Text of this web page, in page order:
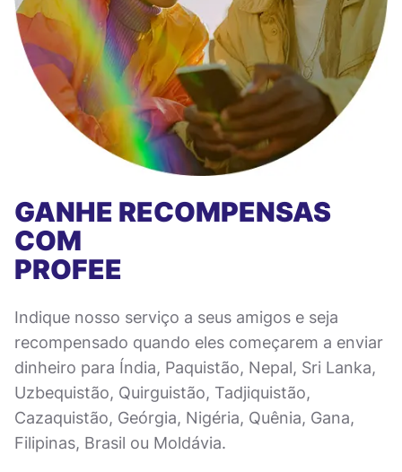
GANHE RECOMPENSAS
COM
PROFEE
Indique nosso serviço a seus amigos e seja
recompensado quando eles começarem a enviar
dinheiro para Índia, Paquistão, Nepal, Sri Lanka,
Uzbequistão, Quirguistão, Tadjiquistão,
Cazaquistão, Geórgia, Nigéria, Quênia, Gana,
Filipinas, Brasil ou Moldávia.